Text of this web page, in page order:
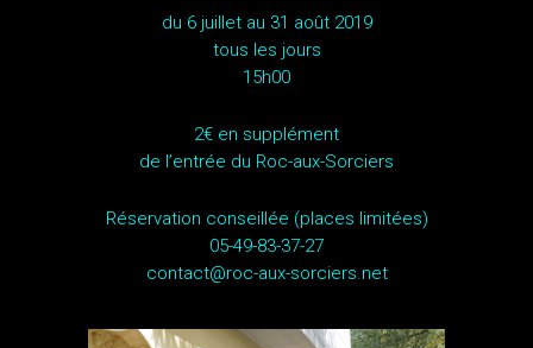
du 6 juillet au 31 août 2019
tous les jours
15h00
2€ en supplément
de l’entrée du Roc-aux-Sorciers
Réservation conseillée (places limitées)
05-49-83-37-27
contact@roc-aux-sorciers.net